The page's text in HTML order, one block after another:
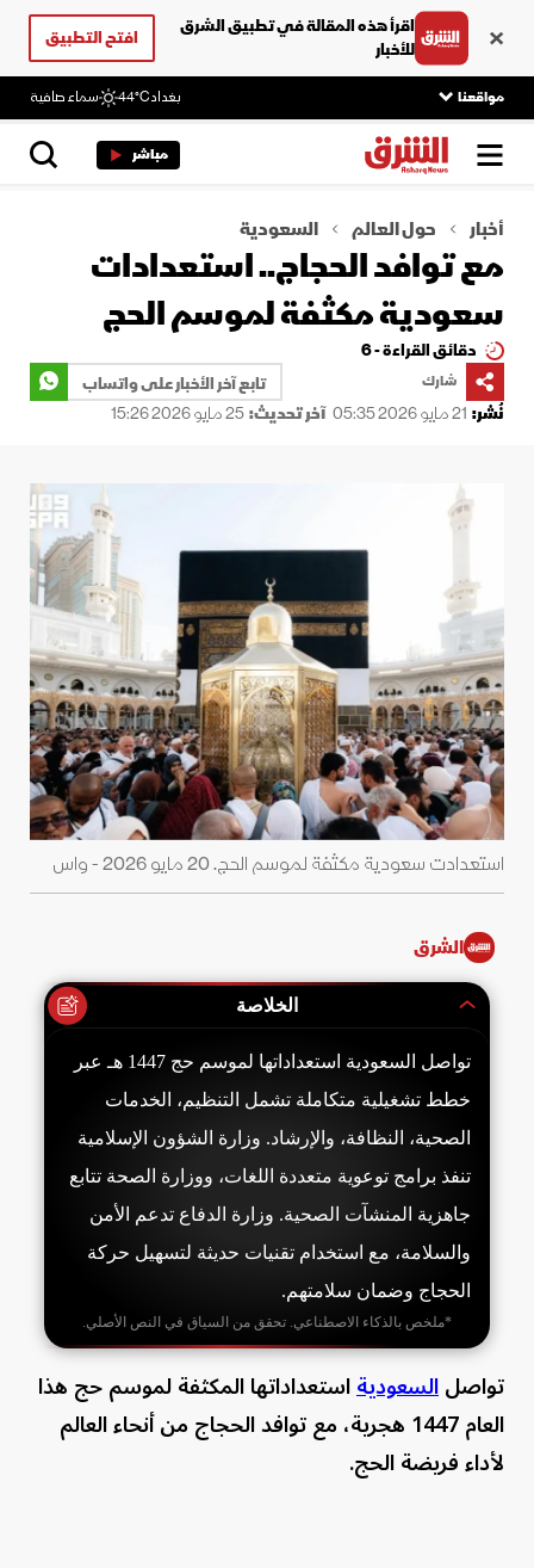
اقرأ هذه المقالة في تطبيق الشرق
للأخبار
افتح التطبيق
مواقعنا بغداد44°C سماء صافية
مباشر
أخبار حول العالم السعودية
مع توافد الحجاج.. استعدادات
سعودية مكثفة لموسم الحج
دقائق القراءة - 6
شارك
تابع آخر الأخبار على واتساب
نُشر: 21 مايو 2026 05:35 آخر تحديث:25 مايو 2026 15:26
استعدادت سعودية مكثفة لموسم الحج. 20 مايو 2026 - واس
الشرق
الخلاصة
تواصل السعودية استعداداتها لموسم حج 1447 هـ عبر
خطط تشغيلية متكاملة تشمل التنظيم، الخدمات
الصحية، النظافة، والإرشاد. وزارة الشؤون الإسلامية
تنفذ برامج توعوية متعددة اللغات، ووزارة الصحة تتابع
جاهزية المنشآت الصحية. وزارة الدفاع تدعم الأمن
والسلامة، مع استخدام تقنيات حديثة لتسهيل حركة
الحجاج وضمان سلامتهم.
*ملخص بالذكاء الاصطناعي. تحقق من السياق في النص الأصلي.
تواصلالسعوديةاستعداداتها المكثفة لموسم حج هذا
العام 1447 هجرية، مع توافد الحجاج من أنحاء العالم
لأداء فريضة الحج.